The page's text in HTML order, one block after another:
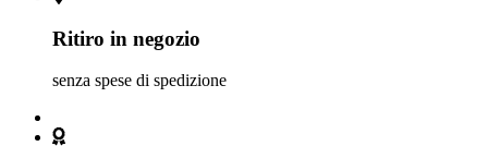
Ritiro in negozio
senza spese di spedizione